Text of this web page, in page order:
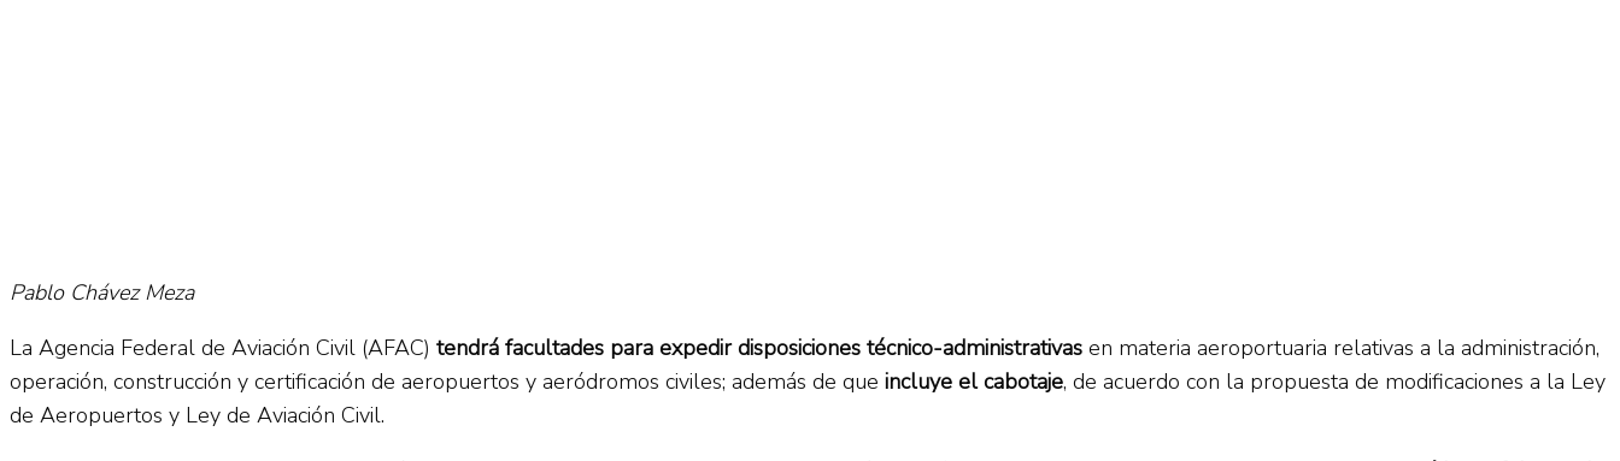
Pablo Chávez Meza
La Agencia Federal de Aviación Civil (AFAC) tendrá facultades para expedir disposiciones técnico-administrativas en materia aeroportuaria relativas a la administración,
operación, construcción y certificación de aeropuertos y aeródromos civiles; además de que incluye el cabotaje, de acuerdo con la propuesta de modificaciones a la Ley
de Aeropuertos y Ley de Aviación Civil.